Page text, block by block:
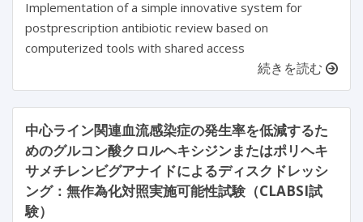
Implementation of a simple innovative system for
postprescription antibiotic review based on
computerized tools with shared access
続きを読む
中心ライン関連血流感染症の発生率を低減するた
めのグルコン酸クロルヘキシジンまたはポリヘキ
サメチレンビグアナイドによるディスクドレッシ
ング：無作為化対照実施可能性試験（CLABSI試
験）